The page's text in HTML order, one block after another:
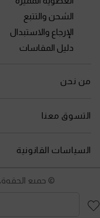
الشحن والتتبع
الإرجاع والاستبدال
دليل المقاسات
من نحن
التسوق معنا
السياسات القانونية
© جميع